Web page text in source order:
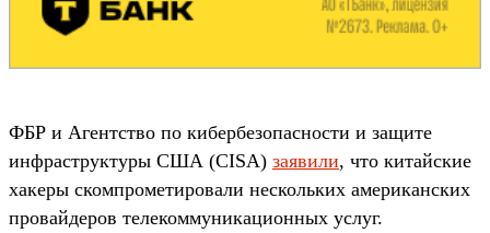
ФБР и Агентство по кибербезопасности и защите
инфраструктуры США (CISA) заявили, что китайские
хакеры скомпрометировали нескольких американских
провайдеров телекоммуникационных услуг.